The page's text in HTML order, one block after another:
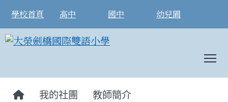
學校首頁 高中 國中 幼兒園
我的社團 教師簡介